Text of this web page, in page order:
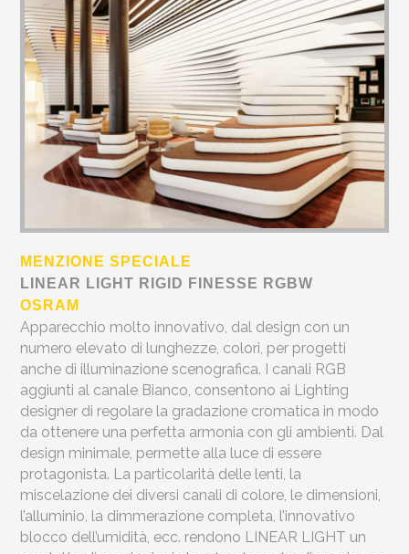
MENZIONE SPECIALE
LINEAR LIGHT RIGID FINESSE RGBW
OSRAM
Apparecchio molto innovativo, dal design con un
numero elevato di lunghezze, colori, per progetti
anche di illuminazione scenografica. I canali RGB
aggiunti al canale Bianco, consentono ai Lighting
designer di regolare la gradazione cromatica in modo
da ottenere una perfetta armonia con gli ambienti. Dal
design minimale, permette alla luce di essere
protagonista. La particolarità delle lenti, la
miscelazione dei diversi canali di colore, le dimensioni,
l’alluminio, la dimmerazione completa, l’innovativo
blocco dell’umidità, ecc. rendono LINEAR LIGHT un